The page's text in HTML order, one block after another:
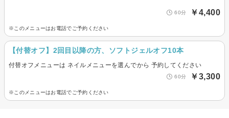
60分 ￥4,400
※このメニューはお電話でご予約ください
【付替オフ】2回目以降の方、ソフトジェルオフ10本
付替オフメニューは ネイルメニューを選んでから 予約してください
60分 ￥3,300
※このメニューはお電話でご予約ください